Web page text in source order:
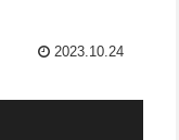
2023.10.24